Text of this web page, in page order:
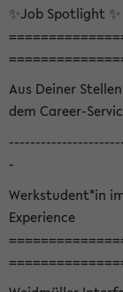
✨Job Spotlight ✨
Aus Deiner
dem Career-
-
Werkstudent*in
Experience